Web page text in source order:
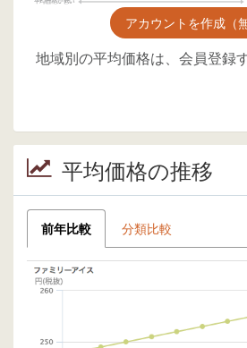
アカウントを作成（
地域別の平均価格は、会員登録
平均価格の推移
前年比較 分類比較